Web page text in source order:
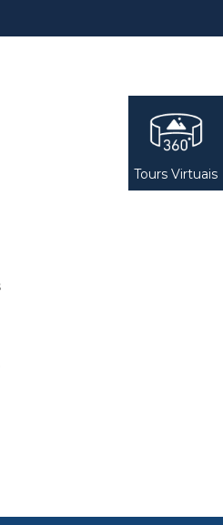
Tours Virtuais